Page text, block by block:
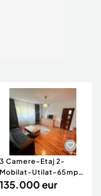
3 Camere-Etaj 2-
Mobilat-Utilat-65mp-
Centrala Termica-
135.000 eur